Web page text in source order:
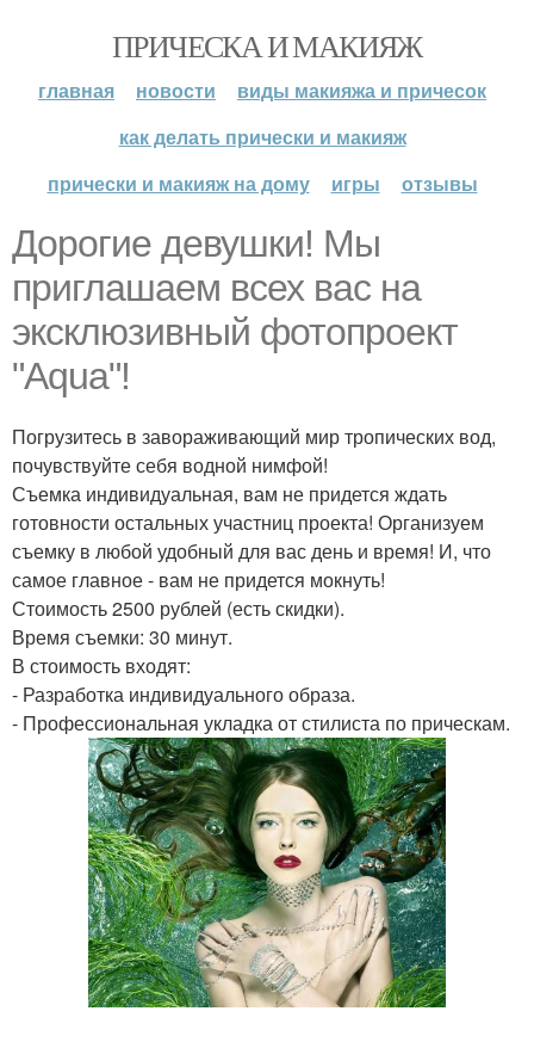
ПРИЧЕСКА И МАКИЯЖ
главная новости
виды макияжа и причесок
как делать прически и макияж
прически и макияж на дому
игры отзывы
Дорогие девушки! Мы
приглашаем всех вас на
эксклюзивный фотопроект
"Aqua"!
Погрузитесь в завораживающий мир тропических вод,
почувствуйте себя водной нимфой!
Съемка индивидуальная, вам не придется ждать
готовности остальных участниц проекта! Организуем
съемку в любой удобный для вас день и время! И, что
самое главное - вам не придется мокнуть!
Стоимость 2500 рублей (есть скидки).
Время съемки: 30 минут.
В стоимость входят:
- Разработка индивидуального образа.
- Профессиональная укладка от стилиста по прическам.